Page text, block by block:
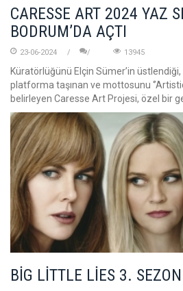
CARESSE ART 2024 YAZ
BODRUM’DA AÇTI
23-06-2024 13945
Küratörlüğünü Elçin Sümer’in üstlendiği,
platforma taşınan ve mottosunu
belirleyen Caresse Art Projesi, özel bir
BİG LİTTLE LİES 3.